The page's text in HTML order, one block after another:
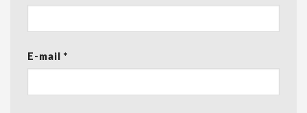
E-mail *